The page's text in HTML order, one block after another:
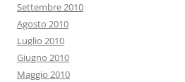
Settembre 2010
Agosto 2010
Luglio 2010
Giugno 2010
Maggio 2010